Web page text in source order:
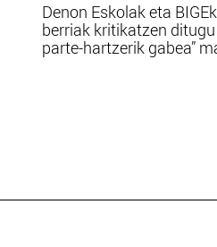
Denon Eskolak eta
berriak kritikatzen
parte-hartzerik gabea”